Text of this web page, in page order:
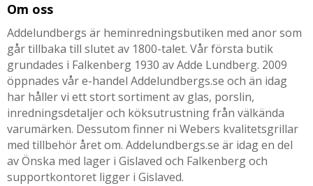
Om oss
Addelundbergs är heminredningsbutiken med anor som
går tillbaka till slutet av 1800-talet. Vår första butik
grundades i Falkenberg 1930 av Adde Lundberg. 2009
öppnades vår e-handel Addelundbergs.se och än idag
har håller vi ett stort sortiment av glas, porslin,
inredningsdetaljer och köksutrustning från välkända
varumärken. Dessutom finner ni Webers kvalitetsgrillar
med tillbehör året om. Addelundbergs.se är idag en del
av Önska med lager i Gislaved och Falkenberg och
supportkontoret ligger i Gislaved.